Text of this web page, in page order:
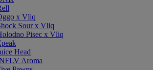
x Vliq
Sour x Vliq
Pisec x Vliq
Head
Aroma